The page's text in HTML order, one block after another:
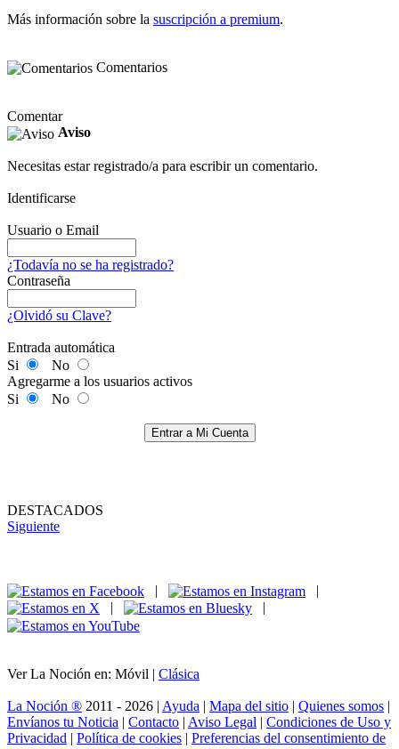
Más información sobre la suscripción a premium.
Comentarios
Comentar
Aviso
Necesitas estar registrado/a para escribir un comentario.
Identificarse
Usuario o Email
¿Todavía no se ha registrado?
Contraseña
¿Olvidó su Clave?
Entrada automática
Si
No
Agregarme a los usuarios activos
Si
No
Entrar a Mi Cuenta
DESTACADOS
Siguiente
|
|
|
|
Ver La Noción en: Móvil | Clásica
La Noción ® 2011 - 2026 | Ayuda | Mapa del sitio | Quienes somos |
Envíanos tu Noticia | Contacto | Aviso Legal | Condiciones de Uso y
Privacidad | Política de cookies | Preferencias del consentimiento de